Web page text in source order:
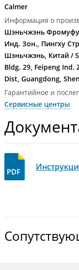
Calmer
Информация о
Шэньчжэнь
Инд. Зон., Пингху
Шэньчжэнь, Китай /
Bldg. 29, Feipeng
Dist, Guangdong,
Гарантийное и
Сервисные центры